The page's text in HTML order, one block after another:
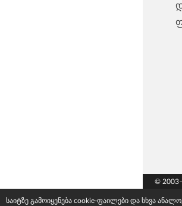
©
საიტზე გამოიყენება cookie-ფაილები და სხვა